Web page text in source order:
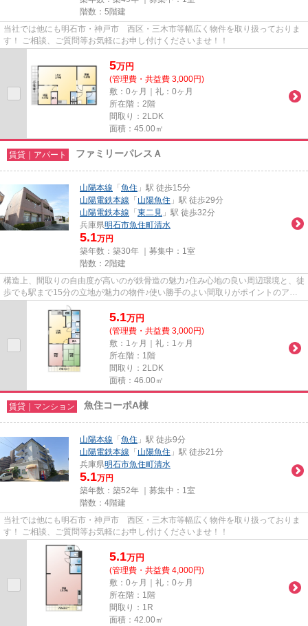
階数：5階建
当社では他にも明石市・神戸市 西区・三木市等幅広く物件を取り扱っておりま
す！ ご相談、ご質問等お気軽にお申し付けくださいませ！！
5万円
(管理費・共益費 3,000円)
敷：0ヶ月｜礼：0ヶ月
所在階：2階
間取り：2LDK
面積：45.00㎡
賃貸｜アパート ファミリーパレスＡ
山陽本線 「 魚住 」駅 徒歩15分
山陽電鉄本線 「 山陽魚住 」駅 徒歩29分
山陽電鉄本線 「 東二見 」駅 徒歩32分
兵庫県明石市魚住町清水
5.1万円
築年数：築30年 ｜募集中： 1室
階数：2階建
構造上、間取りの自由度が高いのが鉄骨造の魅力♪住み心地の良い周辺環境と、徒
歩でも駅まで15分の立地が魅力の物件♪使い勝手のよい間取りがポイントのアパ
ートです♪お客様の住まい探し...
5.1万円
(管理費・共益費 3,000円)
敷：1ヶ月｜礼：1ヶ月
所在階：1階
間取り：2LDK
面積：46.00㎡
賃貸｜マンション 魚住コーポA棟
山陽本線 「 魚住 」駅 徒歩9分
山陽電鉄本線 「 山陽魚住 」駅 徒歩21分
兵庫県明石市魚住町清水
5.1万円
築年数：築52年 ｜募集中： 1室
階数：4階建
当社では他にも明石市・神戸市 西区・三木市等幅広く物件を取り扱っておりま
す！ ご相談、ご質問等お気軽にお申し付けくださいませ！！
5.1万円
(管理費・共益費 4,000円)
敷：0ヶ月｜礼：0ヶ月
所在階：1階
間取り：1R
面積：42.00㎡